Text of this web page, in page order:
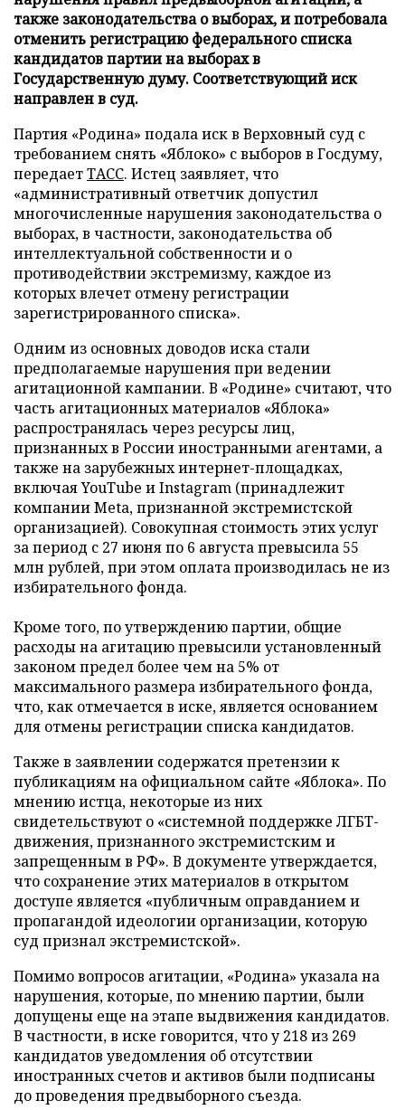
также законодательства о выборах, и потребовала
отменить регистрацию федерального списка
кандидатов партии на выборах в
Государственную думу. Соответствующий иск
направлен в суд.
Партия «Родина» подала иск в Верховный суд с
требованием снять «Яблоко» с выборов в Госдуму,
передаетТАСС. Истец заявляет, что
«административный ответчик допустил
многочисленные нарушения законодательства о
выборах, в частности, законодательства об
интеллектуальной собственности и о
противодействии экстремизму, каждое из
которых влечет отмену регистрации
зарегистрированного списка».
Одним из основных доводов иска стали
предполагаемые нарушения при ведении
агитационной кампании. В «Родине» считают, что
часть агитационных материалов «Яблока»
распространялась через ресурсы лиц,
признанных в России иностранными агентами, а
также на зарубежных интернет-площадках,
включая YouTube и Instagram (принадлежит
компании Meta, признанной экстремистской
организацией). Совокупная стоимость этих услуг
за период с 27 июня по 6 августа превысила 55
млн рублей, при этом оплата производилась не из
избирательного фонда.
Кроме того, по утверждению партии, общие
расходы на агитацию превысили установленный
законом предел более чем на 5% от
максимального размера избирательного фонда,
что, как отмечается в иске, является основанием
для отмены регистрации списка кандидатов.
Также в заявлении содержатся претензии к
публикациям на официальном сайте «Яблока». По
мнению истца, некоторые из них
свидетельствуют о «системной поддержке ЛГБТ-
движения, признанного экстремистским и
запрещенным в РФ». В документе утверждается,
что сохранение этих материалов в открытом
доступе является «публичным оправданием и
пропагандой идеологии организации, которую
суд признал экстремистской».
Помимо вопросов агитации, «Родина» указала на
нарушения, которые, по мнению партии, были
допущены еще на этапе выдвижения кандидатов.
В частности, в иске говорится, что у 218 из 269
кандидатов уведомления об отсутствии
иностранных счетов и активов были подписаны
до проведения предвыборного съезда.